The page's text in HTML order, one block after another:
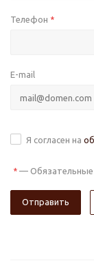
Телефон *
E-mail
Я согласен на
* — Обязательные